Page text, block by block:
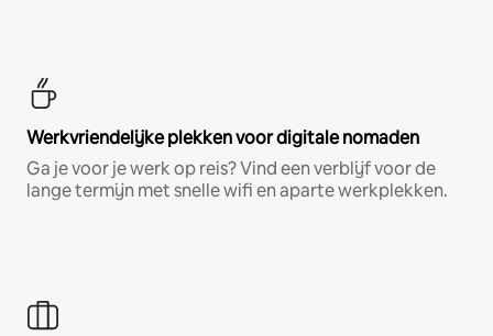
Werkvriendelijke plekken voor digitale nomaden
Ga je voor je werk op reis? Vind een verblijf voor de
lange termijn met snelle wifi en aparte werkplekken.